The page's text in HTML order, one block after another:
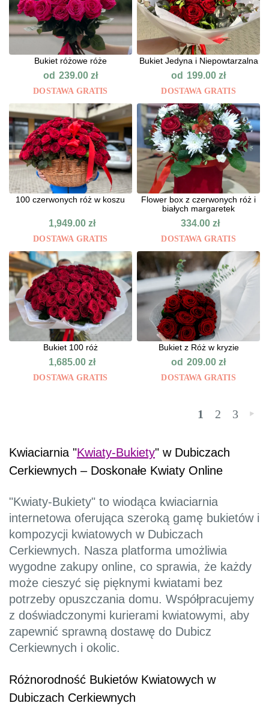
Bukiet różowe róże
od 239.00 zł
DOSTAWA GRATIS
Bukiet Jedyna i Niepowtarzalna
od 199.00zł
DOSTAWA GRATIS
100 czerwonych róż w koszu
1,949.00zł
DOSTAWA GRATIS
Flower box z czerwonych róż i
białych margaretek
334.00zł
DOSTAWA GRATIS
Bukiet 100 róż
1,685.00zł
DOSTAWA GRATIS
Bukiet z Róż w kryzie
od 209.00zł
DOSTAWA GRATIS
1 2 3 »
Kwiaciarnia "Kwiaty-Bukiety" w Dubiczach
Cerkiewnych – Doskonałe Kwiaty Online
"Kwiaty-Bukiety" to wiodąca kwiaciarnia
internetowa oferująca szeroką gamę bukietów i
kompozycji kwiatowych w Dubiczach
Cerkiewnych. Nasza platforma umożliwia
wygodne zakupy online, co sprawia, że każdy
może cieszyć się pięknymi kwiatami bez
potrzeby opuszczania domu. Współpracujemy
z doświadczonymi kurierami kwiatowymi, aby
zapewnić sprawną dostawę do Dubicz
Cerkiewnych i okolic.
Różnorodność Bukietów Kwiatowych w
Dubiczach Cerkiewnych